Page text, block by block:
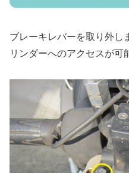
ブレーキレバーを取り外し
リンダーへのアクセスが可